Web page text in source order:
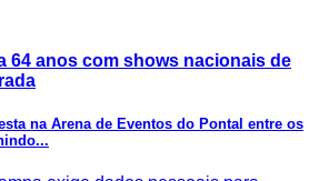
64 anos com shows nacionais de
na Arena de Eventos do Pontal entre os